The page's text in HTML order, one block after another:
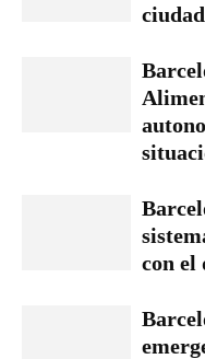
con el